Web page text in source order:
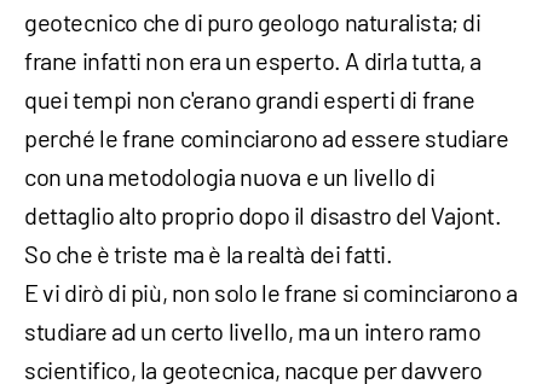
geotecnico che di puro geologo naturalista; di
frane infatti non era un esperto. A dirla tutta, a
quei tempi non c'erano grandi esperti di frane
perché le frane cominciarono ad essere studiare
con una metodologia nuova e un livello di
dettaglio alto proprio dopo il disastro del Vajont.
So che è triste ma è la realtà dei fatti.
E vi dirò di più, non solo le frane si cominciarono a
studiare ad un certo livello, ma un intero ramo
scientifico, la geotecnica, nacque per davvero